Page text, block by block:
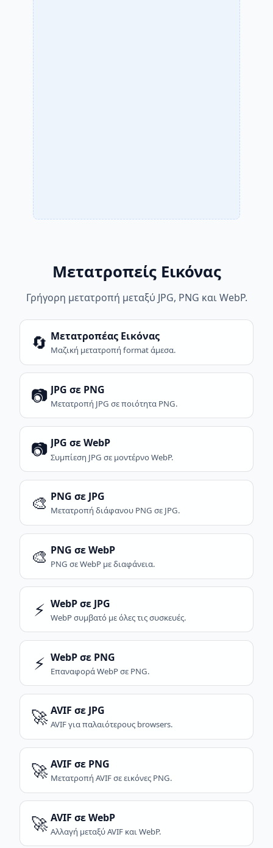
Μετατροπείς Εικόνας
Γρήγορη μετατροπή μεταξύ JPG, PNG και WebP.
🔄 Μετατροπέας Εικόνας
Μαζική μετατροπή format άμεσα.
📷 JPG σε PNG
Μετατροπή JPG σε ποιότητα PNG.
📷 JPG σε WebP
Συμπίεση JPG σε μοντέρνο WebP.
🎨 PNG σε JPG
Μετατροπή διάφανου PNG σε JPG.
🎨 PNG σε WebP
PNG σε WebP με διαφάνεια.
⚡ WebP σε JPG
WebP συμβατό με όλες τις συσκευές.
⚡ WebP σε PNG
Επαναφορά WebP σε PNG.
🚀 AVIF σε JPG
AVIF για παλαιότερους browsers.
🚀 AVIF σε PNG
Μετατροπή AVIF σε εικόνες PNG.
🚀 AVIF σε WebP
Αλλαγή μεταξύ AVIF και WebP.